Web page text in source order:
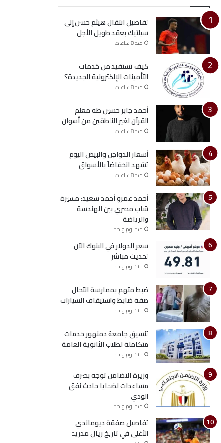
تفاصيل انتقال هيثم حسن إلى
سيلتيك بعقد طويل الأجل
منذ 8 ساعات
كيف تستفيد من خدمات
التأمينات الإلكترونية الجديدة؟
منذ 8 ساعات
أحمد جابر حسين طه معلم
القرآن لغير الناطقين من أسوان
منذ 8 ساعات
أسعار الدواجن والبيض اليوم
تشهد انخفاضاً بالأسواق
منذ 8 ساعات
أحمد عمرو أحمد سعيد: مسيرة
شاب مصري بين الهندسة
والرياضة
منذ يوم واحد
سعر الدولار في البنوك الآن
تحديث مباشر
منذ يوم واحد
ضبط متهم بممارسة انتحال
صفة ضابط واستيقاف السيارات
منذ يوم واحد
تنسيق جامعة دمنهور خدمات
متكاملة لطلاب الثانوية العامة
منذ يوم واحد
وزيرة التضامن توجه بصرف
مساعدات لضحايا حادث نفق
الودي
منذ يوم واحد
تفاصيل صفقة ديوماندي
الأغلى في تاريخ ريال مدريد